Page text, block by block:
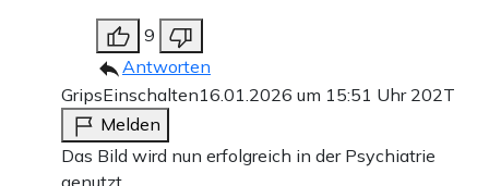
9
Antworten
GripsEinschalten16.01.2026 um 15:51 Uhr 202T
Melden
Das Bild wird nun erfolgreich in der Psychiatrie
genutzt ,